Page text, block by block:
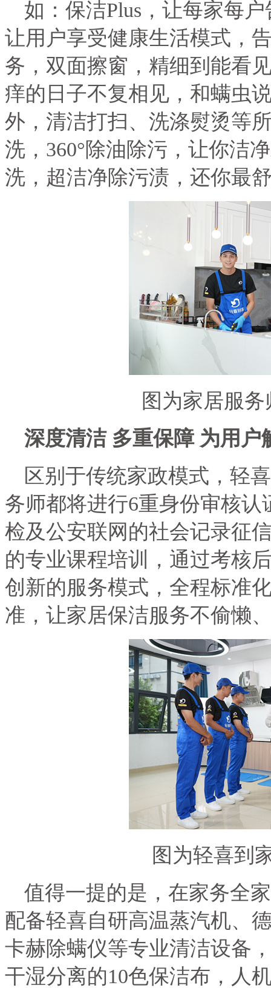
如：保洁Plus ，让每家每
让用户享受健康生活模式，
务，双面擦窗，精细到能看
痒的日子不复相见，和螨虫
外，清洁打扫、洗涤熨烫等
洗， 360°除油除污，让你洁
洗，超洁净除污渍，还你最
图为家居服
深度清洁 多重保障 为用户
区别于传统家政模式，轻
务师都将进行6重身份审核认
检及公安联网的社会记录征
的专业课程培训，通过考核
创新的服务模式，全程标准
准，让家居保洁服务不偷懒
图为轻喜到
值得一提的是，在家务全
配备轻喜自研高温蒸汽机、
卡赫除螨仪等专业清洁设备
干湿分离的10色保洁布，人